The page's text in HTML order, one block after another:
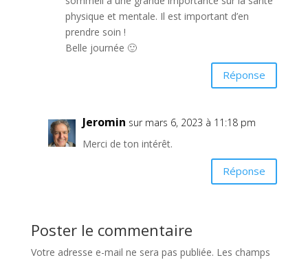
physique et mentale. Il est important d’en
prendre soin !
Belle journée 🙂
Réponse
Jeromin sur mars 6, 2023 à 11:18 pm
Merci de ton intérêt.
Réponse
Poster le commentaire
Votre adresse e-mail ne sera pas publiée. Les champs